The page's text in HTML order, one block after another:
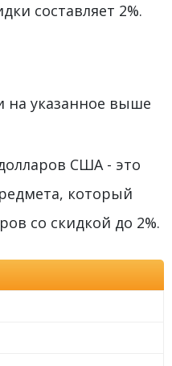
составляет 2%.
на указанное выше
США - это
который
со скидкой до 2%.